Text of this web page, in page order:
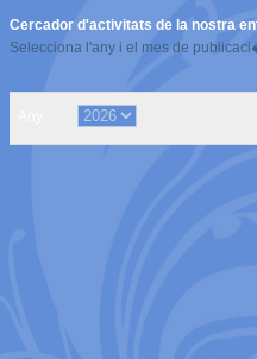
Cercador d'activitats de la nostra
Selecciona l'any i el mes de